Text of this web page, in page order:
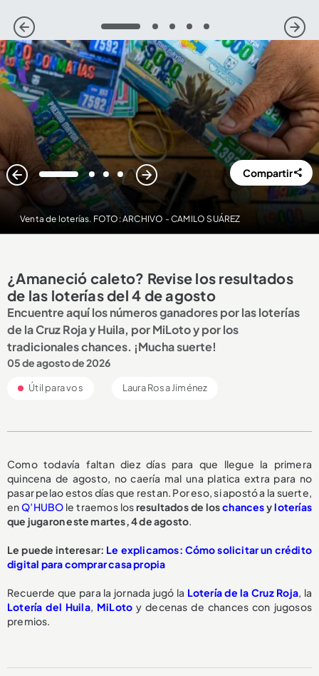
1 2 3 4 5
Venta de loterías. FOTO: ARCHIVO - CAMILO SUÁREZ
1 2 3 4 Compartir
¿Amaneció caleto? Revise los resultados
de las loterías del 4 de agosto
Encuentre aquí los números ganadores por las loterías
de la Cruz Roja y Huila, por MiLoto y por los
tradicionales chances. ¡Mucha suerte!
05 de agosto de 2026
Útil para vos Laura Rosa Jiménez
Como todavía faltan diez días para que llegue la primera
quincena de agosto, no caería mal una platica extra para no
pasar pelao estos días que restan. Por eso, si apostó a la suerte,
enQ’HUBO le traemos losresultados de loschancesyloterías
que jugaron este martes, 4 de agosto.
Le puede interesar: Le explicamos: Cómo solicitar un crédito
digital para comprar casa propia
Recuerde que para la jornada jugó la Lotería de la Cruz Roja, la
Lotería del Huila, MiLoto y decenas de chances con jugosos
premios.